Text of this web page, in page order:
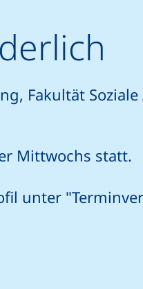
Fakultät
Mittwochs statt.
unter